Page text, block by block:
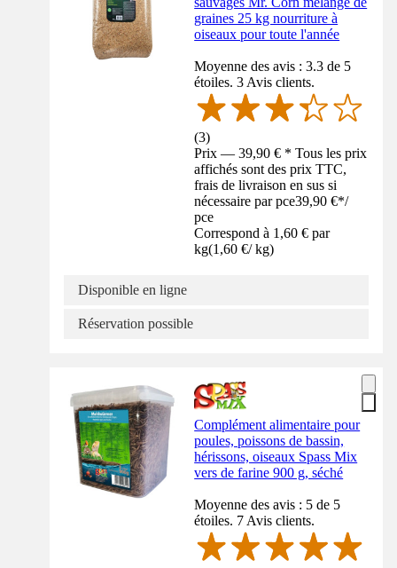
graines 25 kg nourriture à
oiseaux pour toute l'année
Moyenne des avis : 3.3 de 5
étoiles. 3 Avis clients.
(3)
Prix — 39,90 € * Tous les prix
affichés sont des prix TTC,
frais de livraison en sus si
nécessaire par pce39,90 €*/
pce
Correspond à 1,60 € par
kg(1,60 €/ kg)
Disponible en ligne
Réservation possible
Complément alimentaire pour
poules, poissons de bassin,
hérissons, oiseaux Spass Mix
vers de farine 900 g, séché
Moyenne des avis : 5 de 5
étoiles. 7 Avis clients.